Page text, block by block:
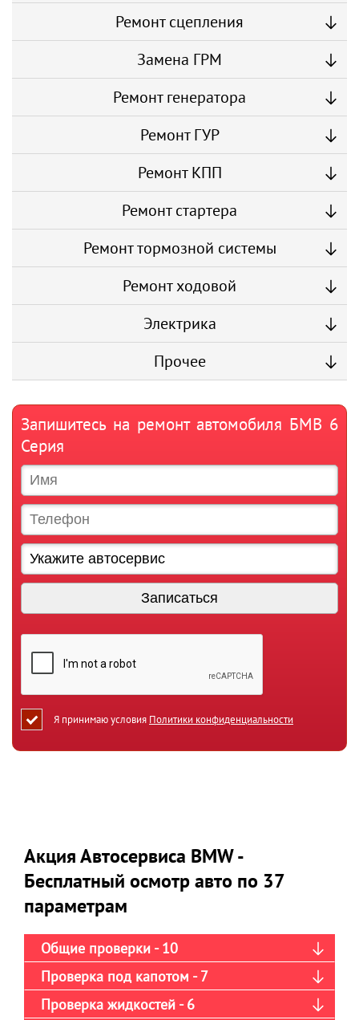
Ремонт сцепления
Замена ГРМ
Ремонт генератора
Ремонт ГУР
Ремонт КПП
Ремонт стартера
Ремонт тормозной системы
Ремонт ходовой
Электрика
Прочее
Запишитесь на ремонт автомобиля БМВ 6
Серия
Я принимаю условия Политики конфиденциальности
Акция Автосервиса BMW -
Бесплатный осмотр авто по 37
параметрам
Общие проверки - 10
Проверка под капотом - 7
Проверка жидкостей - 6